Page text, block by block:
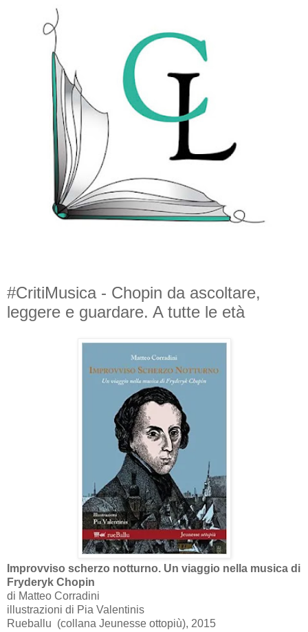
#CritiMusica - Chopin da ascoltare,
leggere e guardare. A tutte le età
Improvviso scherzo notturno. Un viaggio nella musica di
Fryderyk Chopin
di Matteo Corradini
illustrazioni di Pia Valentinis
Rueballu (collana Jeunesse ottopiù), 2015